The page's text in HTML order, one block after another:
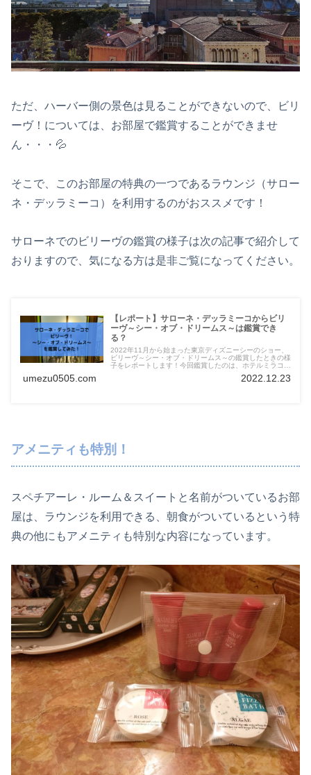
ただ、ハーバー側の景色は見ることができないので、ビリ
ーヴ！については、お部屋で鑑賞することができませ
ん・・・💦
そこで、このお部屋の特典の一つであるラウンジ（サロー
ネ・デッラミーコ）を利用するのがおススメです！
サローネでのビリーヴの鑑賞の様子は次の記事で紹介して
おりますので、気になる方は是非ご覧になってください。
【レポート】サローネ・デッラミーコからビリ
ーヴ～シー・オブ・ドリームス～は鑑賞でき
る？
2022年11月から始まった東京ディズニーシーのショー、
ビリーヴ～シー・オブ・ドリームス～の鑑賞したときの様
子をレポートします！今回鑑賞したのは、ホテルミラコス
ている方の少しでも参考になれば幸いです。
umezu0505.com 2022.12.23
アメニティも特別！
スペチアーレ・ルーム＆スイートと名前がついているお部
屋は、ラウンジを利用できる、朝食がついているという特
典の他にもアメニティも特別な内容になっています。